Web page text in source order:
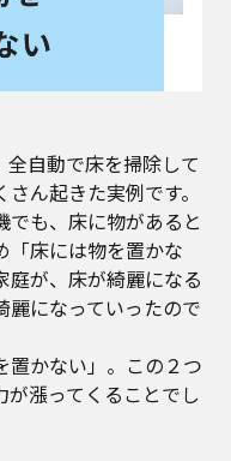
自動で床を掃除して
ん起きた実例です。
も、床に物があると
「床には物を置かな
庭が、床が綺麗になる
麗になっていったので
置かない」。この２つ
漲ってくることでし